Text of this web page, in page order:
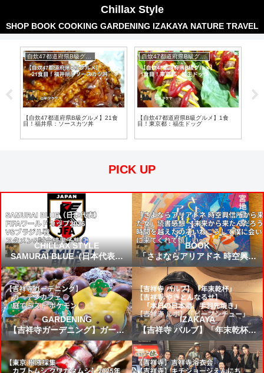
Chillax Style
SHOP BOOK COOKING GARDENING IZAKAYA NATURE TRAVEL
自炊47都道府県B級グルメ
【自炊47都道府県B級グルメ】21食
目！福井県：ソースカツ丼
自炊47都道府県B級グルメ
【自炊47都道府県B級グルメ】1食
目！東京都：福生ドッグ
PICK UP
CHILLAX STYLE
SAMURAI BLUE（日本代表）
FIFAワールドカップ2026 VSブ
ラジル戦 スタメン&試合結果予
想⚽
BOOK
「さよならアリアドネ 時空興信
所から来た女」読書感想 ～未来
から来たんだろう時間を越えた
の凄いねこうして僕に会いに来
てくれて嬉しい～
GARDENING
【吉祥寺ガーデニング】ガーデ
ンカフェ☕庭でミスド ポケモン
🍩
IZAKAYA
【吉祥寺 バルブ】「年末乾杯」
【吉祥寺 やきとんなるせ】「本
日の日本酒、手羽先焼き」【吉
祥寺 ルポ】「ビーフシチュー」